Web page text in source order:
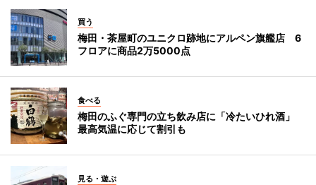
買う
梅田・茶屋町のユニクロ跡地にアルペン旗艦店 6
フロアに商品2万5000点
食べる
梅田のふぐ専門の立ち飲み店に「冷たいひれ酒」
最高気温に応じて割引も
見る・遊ぶ